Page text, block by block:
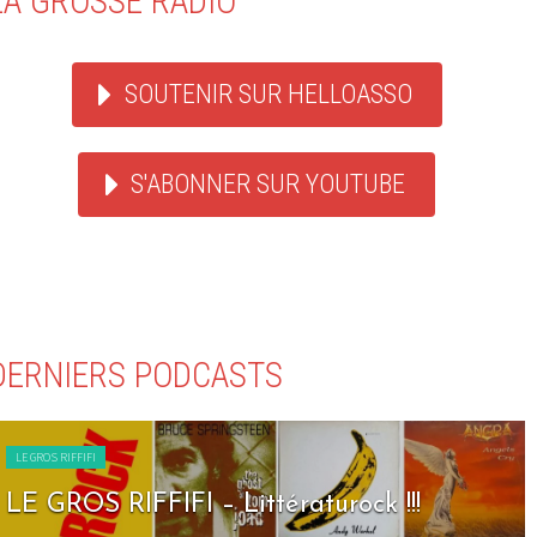
SOUTENIR SUR HELLOASSO
S'ABONNER SUR YOUTUBE
PODCASTS
LE GROS RIFFIFI
LE GROS RIFFIFI – Seven Days To Rock !!!